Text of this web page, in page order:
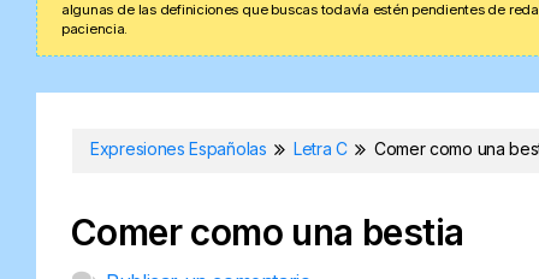
algunas de las definiciones que buscas todavía estén pendientes de
paciencia.
Expresiones Españolas Letra C Comer como una
Comer como una bestia